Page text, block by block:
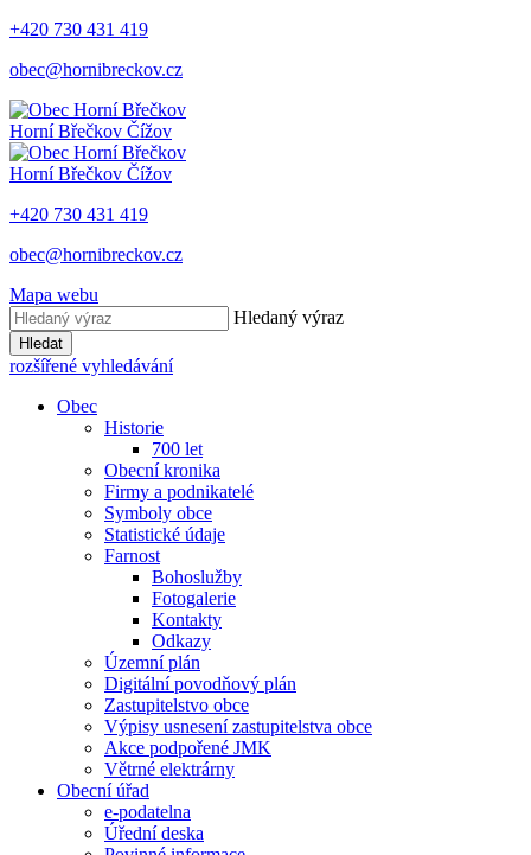
+420 730 431 419
obec@hornibreckov.cz
Horní Břečkov Čížov
Horní Břečkov Čížov
+420 730 431 419
obec@hornibreckov.cz
Mapa webu
Hledaný výraz
Hledat
rozšířené vyhledávání
Obec
Historie
700 let
Obecní kronika
Firmy a podnikatelé
Symboly obce
Statistické údaje
Farnost
Bohoslužby
Fotogalerie
Kontakty
Odkazy
Územní plán
Digitální povodňový plán
Zastupitelstvo obce
Výpisy usnesení zastupitelstva obce
Akce podpořené JMK
Větrné elektrárny
Obecní úřad
e-podatelna
Úřední deska